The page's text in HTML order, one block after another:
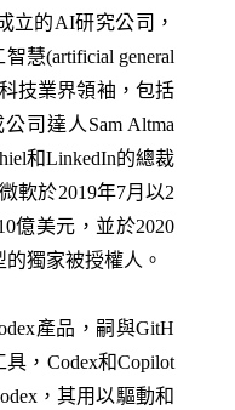
立的AI研究公司，
慧(artificial general
技業界領袖，包括
司達人Sam Altma
和LinkedIn的總裁
軟於2019年7月以2
億美元，並於2020
獨家被授權人。
產品，嗣與GitH
，Codex和Copilot
，其用以驅動和